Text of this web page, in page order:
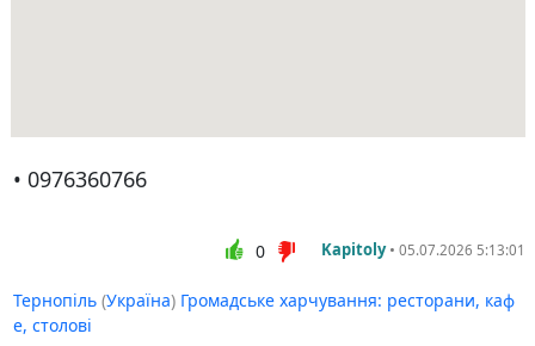
• 0976360766
Kapitoly• 05.07.2026 5:13:01
0
Тернопіль(Україна) Громадське харчування: ресторани, каф
е, столові